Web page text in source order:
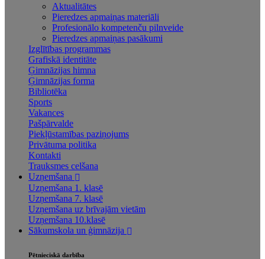
Aktualitātes
Pieredzes apmaiņas materiāli
Profesionālo kompetenču pilnveide
Pieredzes apmaiņas pasākumi
Izglītības programmas
Grafiskā identitāte
Ģimnāzijas himna
Ģimnāzijas forma
Bibliotēka
Sports
Vakances
Pašpārvalde
Piekļūstamības paziņojums
Privātuma politika
Kontakti
Trauksmes celšana
Uzņemšana
Uzņemšana 1. klasē
Uzņemšana 7. klasē
Uzņemšana uz brīvajām vietām
Uzņemšana 10.klasē
Sākumskola un ģimnāzija
Pētnieciskā darbība